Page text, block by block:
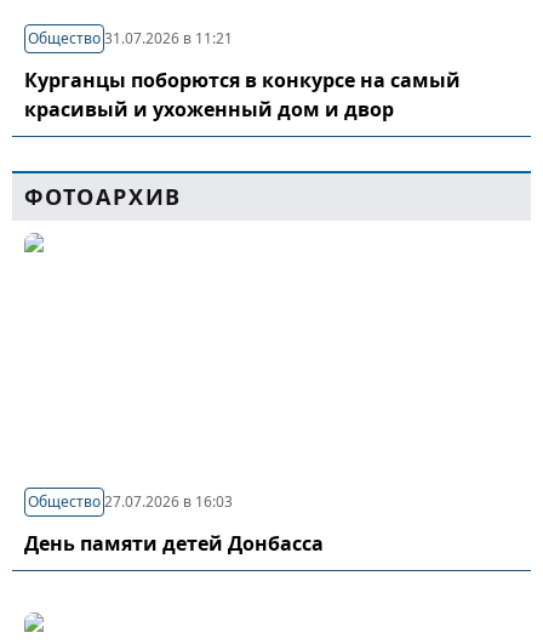
Общество31.07.2026 в 11:21
Курганцы поборются в конкурсе на самый
красивый и ухоженный дом и двор
ФОТОАРХИВ
Общество27.07.2026 в 16:03
День памяти детей Донбасса